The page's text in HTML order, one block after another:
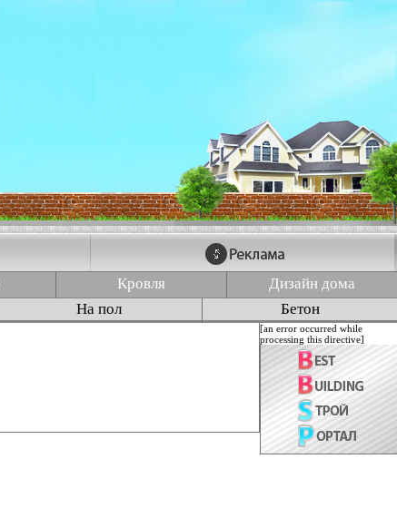
Кровля
Дизайн дома
На пол Бетон
[an error occurred while
processing this directive]